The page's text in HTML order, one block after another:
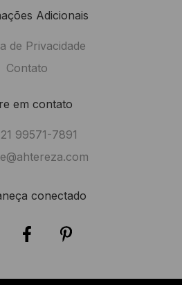
Adicionais
de Privacidade
Contato
em contato
99571-7891
conectado